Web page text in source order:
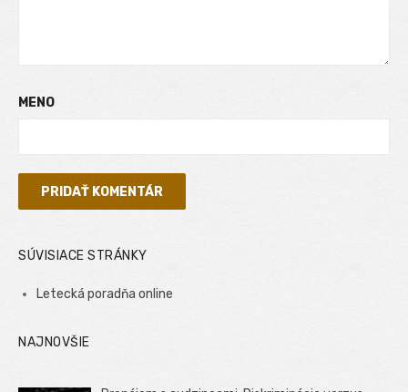
MENO
SÚVISIACE STRÁNKY
Letecká poradňa online
NAJNOVŠIE